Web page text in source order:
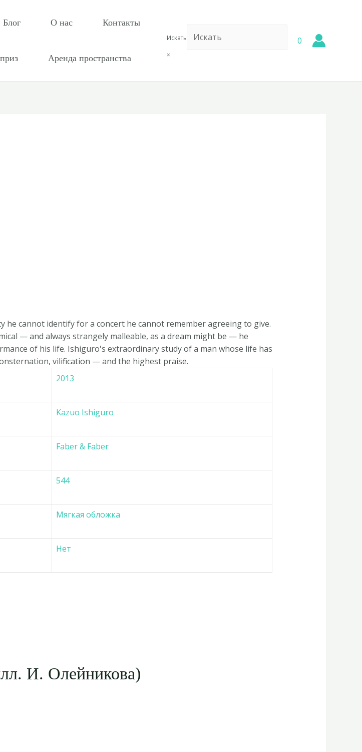
Блог О нас Контакты
Аренда пространства
Искать
×
0
he cannot identify for a concert he cannot remember agreeing to give.
— and always strangely malleable, as a dream might be — he
of his life. Ishiguro's extraordinary study of a man whose life has
vilification — and the highest praise.
2013
Kazuo Ishiguro
Faber & Faber
544
Мягкая обложка
Нет
И. Олейникова)